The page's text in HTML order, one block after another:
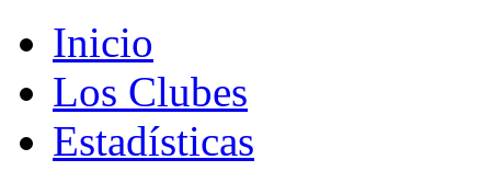
Inicio
Los Clubes
Estadísticas